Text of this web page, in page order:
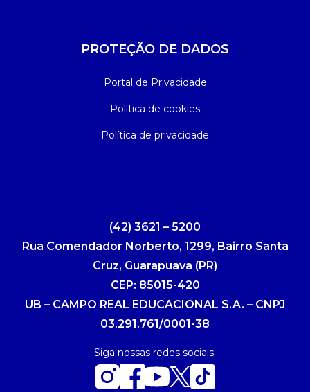
PROTEÇÃO DE DADOS
Portal de Privacidade
Política de cookies
Política de privacidade
(42) 3621 – 5200
Rua Comendador Norberto, 1299, Bairro Santa
Cruz, Guarapuava (PR)
CEP: 85015-420
UB – CAMPO REAL EDUCACIONAL S.A. – CNPJ
03.291.761/0001-38
Siga nossas redes sociais: